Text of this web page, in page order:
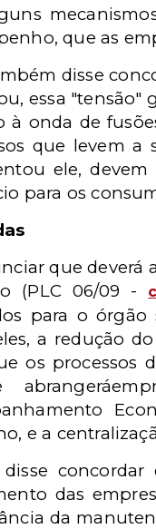
que as
disse
essa "tensão"
à onda de
que levem a
ele,
para os
que deverá
(PLC 06/09 -
para o órgão
a redução
os processos
e a
disse
das
da